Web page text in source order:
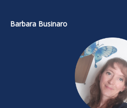
Barbara Businaro